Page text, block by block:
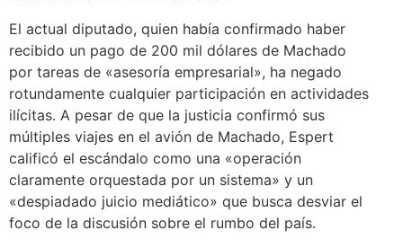
El actual diputado, quien había confirmado haber
recibido un pago de 200 mil dólares de Machado
por tareas de «asesoría empresarial», ha negado
rotundamente cualquier participación en actividades
ilícitas. A pesar de que la justicia confirmó sus
múltiples viajes en el avión de Machado, Espert
calificó el escándalo como una «operación
claramente orquestada por un sistema» y un
«despiadado juicio mediático» que busca desviar el
foco de la discusión sobre el rumbo del país.